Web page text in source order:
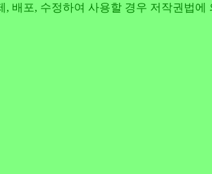
배포, 수정하여 사용할 경우 저작권법에